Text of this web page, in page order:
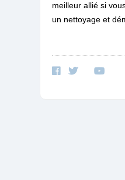
meilleur allié si
un nettoyage et